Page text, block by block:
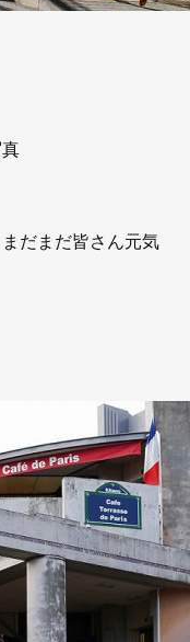
だまだ皆さん元気